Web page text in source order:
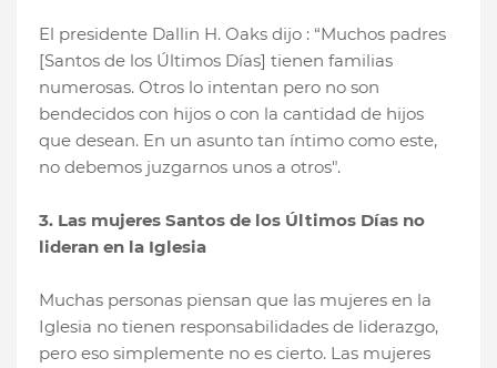
El presidente Dallin H. Oaks dijo : “Muchos padres
[Santos de los Últimos Días] tienen familias
numerosas. Otros lo intentan pero no son
bendecidos con hijos o con la cantidad de hijos
que desean. En un asunto tan íntimo como este,
no debemos juzgarnos unos a otros".
3. Las mujeres Santos de los Últimos Días no
lideran en la Iglesia
Muchas personas piensan que las mujeres en la
Iglesia no tienen responsabilidades de liderazgo,
pero eso simplemente no es cierto. Las mujeres